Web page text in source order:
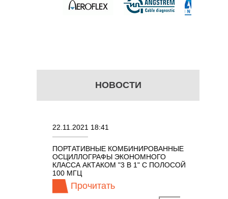
НОВОСТИ
22.11.2021 18:41
ПОРТАТИВНЫЕ КОМБИНИРОВАННЫЕ
ОСЦИЛЛОГРАФЫ ЭКОНОМНОГО
КЛАССА АКТАКОМ "3 В 1" С ПОЛОСОЙ
100 МГЦ
Прочитать